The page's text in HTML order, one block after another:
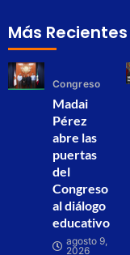
Más Recientes
Congreso
Madai
Pérez
abre las
puertas
del
Congreso
al diálogo
educativo
agosto 9,
2026